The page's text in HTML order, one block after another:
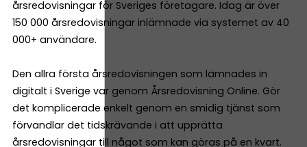
årsredovisningar för Sveriges företagare. Idag är över
150 000 årsredovisningar inlämnade via systemet av 40
000+ användare.
Den allra första årsredovisningen som lämnades in
digitalt i Sverige var genom Årsredovisning Online. Gör
det komplicerade enkelt genom en smidig tjänst som
förvandlar det tidskrävande i att upprätta
årsredovisningar till något som kan göras på en kvart.